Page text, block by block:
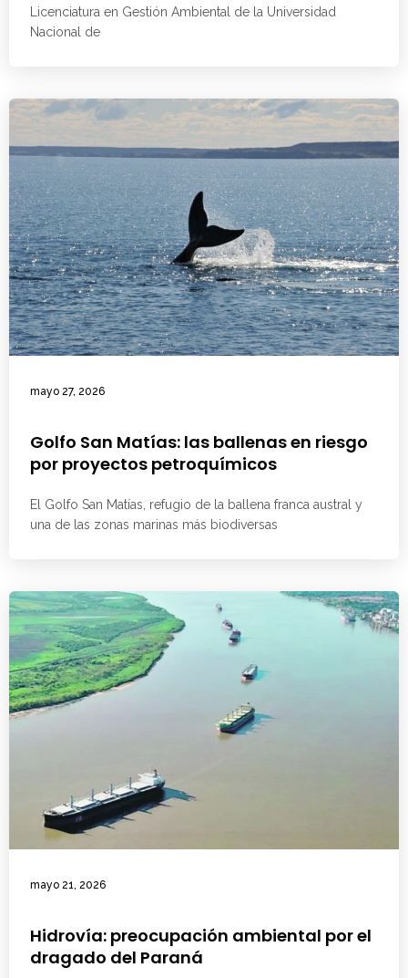
Licenciatura en Gestión Ambiental de la Universidad
Nacional de
mayo 27, 2026
Golfo San Matías: las ballenas en riesgo
por proyectos petroquímicos
El Golfo San Matías, refugio de la ballena franca austral y
una de las zonas marinas más biodiversas
mayo 21, 2026
Hidrovía: preocupación ambiental por el
dragado del Paraná